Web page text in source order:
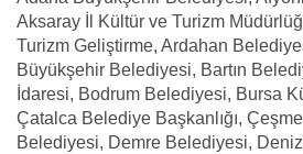
Aksaray İl Kültür ve Turizm
Turizm Geliştirme, Ardahan
Büyükşehir Belediyesi, Bartın
İdaresi, Bodrum Belediyesi, Bursa
Çatalca Belediye Başkanlığı,
Belediyesi, Demre Belediyesi,